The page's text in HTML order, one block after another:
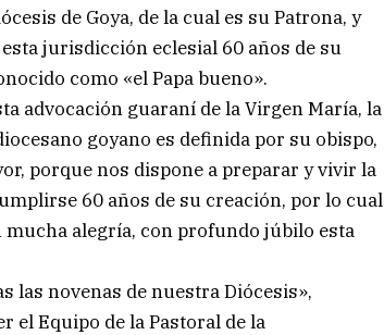
de Goya, de la cual es su Patrona, y
jurisdicción eclesial 60 años de su
como «el Papa bueno».
advocación guaraní de la Virgen María, la
goyano es definida por su obispo,
porque nos dispone a preparar y vivir la
60 años de su creación, por lo cual
alegría, con profundo júbilo esta
las novenas de nuestra Diócesis»,
el Equipo de la Pastoral de la